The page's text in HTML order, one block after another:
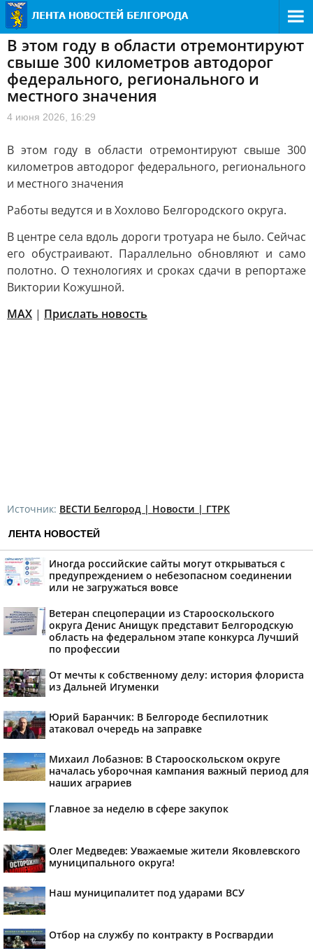
В этом году в области отремонтируют
свыше 300 километров автодорог
федерального, регионального и
местного значения
4 июня 2026, 16:29
В этом году в области отремонтируют свыше 300
километров автодорог федерального, регионального
и местного значения
Работы ведутся и в Хохлово Белгородского округа.
В центре села вдоль дороги тротуара не было. Сейчас
его обустраивают. Параллельно обновляют и само
полотно. О технологиях и сроках сдачи в репортаже
Виктории Кожушной.
MAX | Прислать новость
Источник: ВЕСТИ Белгород | Новости | ГТРК
ЛЕНТА НОВОСТЕЙ
Иногда российские сайты могут открываться с
предупреждением о небезопасном соединении
или не загружаться вовсе
Ветеран спецоперации из Старооскольского
округа Денис Анищук представит Белгородскую
область на федеральном этапе конкурса Лучший
по профессии
От мечты к собственному делу: история флориста
из Дальней Игуменки
Юрий Баранчик: В Белгороде беспилотник
атаковал очередь на заправке
Михаил Лобазнов: В Старооскольском округе
началась уборочная кампания важный период для
наших аграриев
Главное за неделю в сфере закупок
Олег Медведев: Уважаемые жители Яковлевского
муниципального округа!
Наш муниципалитет под ударами ВСУ
Отбор на службу по контракту в Росгвардии